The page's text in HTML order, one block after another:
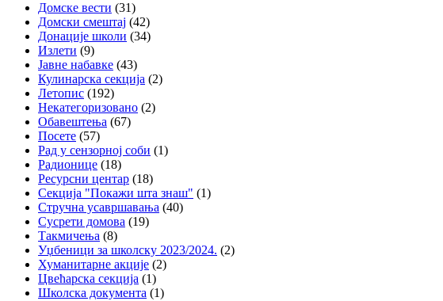
Домске вести (31)
Домски смештај (42)
Донације школи (34)
Излети (9)
Јавне набавке (43)
Кулинарска секција (2)
Летопис (192)
Некатегоризовано (2)
Обавештења (67)
Посете (57)
Рад у сензорној соби (1)
Радионице (18)
Ресурсни центар (18)
Секција "Покажи шта знаш" (1)
Стручна усавршавања (40)
Сусрети домова (19)
Такмичења (8)
Уџбеници за школску 2023/2024. (2)
Хуманитарне акције (2)
Цвећарска секција (1)
Школска документа (1)